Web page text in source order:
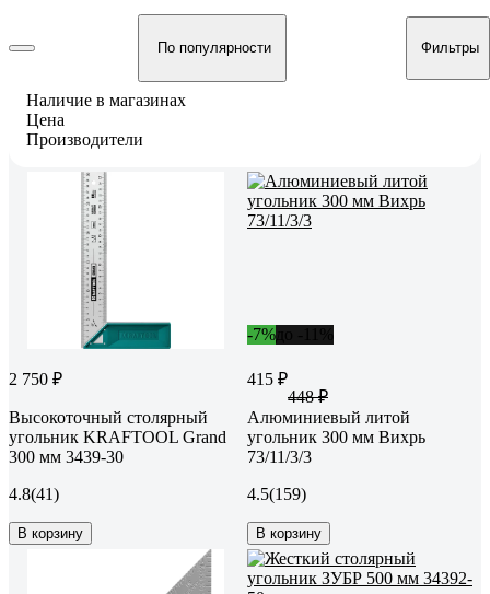
По популярности Фильтры
Наличие в магазинах
Цена
Производители
2 750 ₽
Высокоточный столярный
угольник KRAFTOOL Grand
300 мм 3439-30
4.8(41)
В корзину
-7%
415 ₽
448 ₽
Алюминиевый литой
угольник 300 мм Вихрь
73/11/3/3
4.5(159)
В корзину